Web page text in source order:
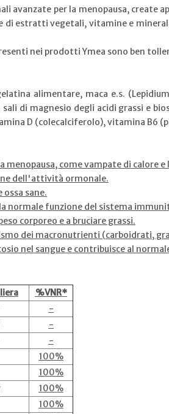
avanzate per la menopausa,
di estratti vegetali, vitamine e
nei prodotti Ymea sono ben
alimentare, maca e.s.
di magnesio degli acidi grassi e
D (colecalciferolo), vitamina B6
menopausa, come vampate di calore
dell'attività ormonale.
sane.
normale funzione del sistema
corporeo e a bruciare grassi.
dei macronutrienti (carboidrati,
nel sangue e contribuisce al
%VNR*
-
-
-
100%
100%
100%
100%